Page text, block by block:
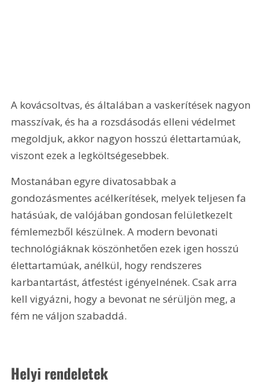
A kovácsoltvas, és általában a vaskerítések nagyon
masszívak, és ha a rozsdásodás elleni védelmet
megoldjuk, akkor nagyon hosszú élettartamúak,
viszont ezek a legköltségesebbek.
Mostanában egyre divatosabbak a
gondozásmentes acélkerítések, melyek teljesen fa
hatásúak, de valójában gondosan felületkezelt
fémlemezből készülnek. A modern bevonati
technológiáknak köszönhetően ezek igen hosszú
élettartamúak, anélkül, hogy rendszeres
karbantartást, átfestést igényelnének. Csak arra
kell vigyázni, hogy a bevonat ne sérüljön meg, a
fém ne váljon szabaddá.
Helyi rendeletek